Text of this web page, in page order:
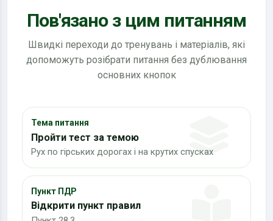
Пов'язано з цим питанням
Швидкі переходи до тренувань і матеріалів, які
допоможуть розібрати питання без дублювання
основних кнопок
Тема питання
Пройти тест за темою
Рух по гірських дорогах і на крутих спусках
Пункт ПДР
Відкрити пункт правил